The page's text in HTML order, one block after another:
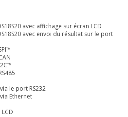
avec affichage sur écran LCD
avec envoi du résultat sur le port
le port RS232
Ethernet